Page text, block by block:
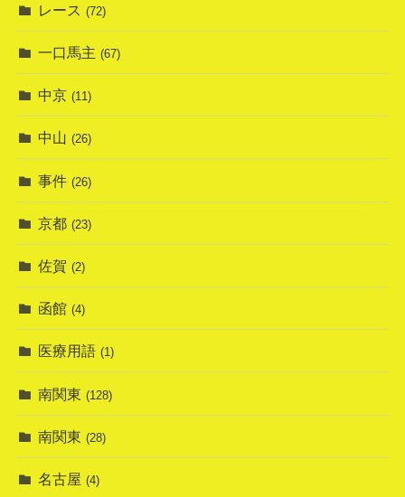
レース (72)
一口馬主 (67)
中京 (11)
中山 (26)
事件 (26)
京都 (23)
佐賀 (2)
函館 (4)
医療用語 (1)
南関東 (128)
南関東 (28)
名古屋 (4)